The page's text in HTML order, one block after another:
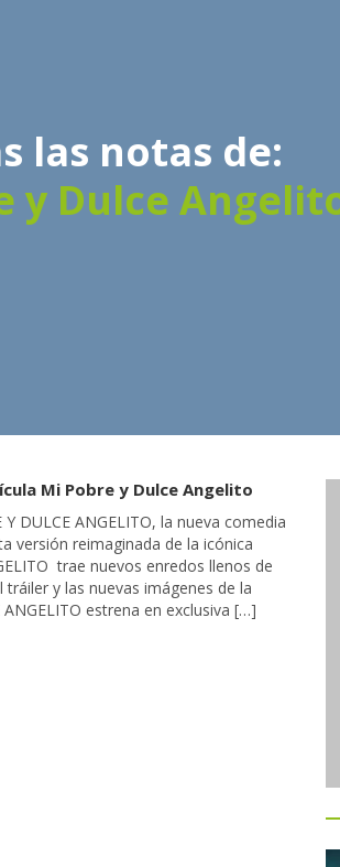
las notas de:
y Dulce
Mi Pobre y Dulce Angelito
DULCE ANGELITO, la nueva comedia
versión reimaginada de la icónica
trae nuevos enredos llenos de
y las nuevas imágenes de la
ANGELITO estrena en exclusiva […]